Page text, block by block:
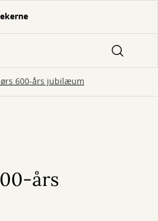
600-års jubilæum
års